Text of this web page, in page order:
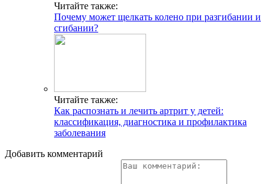
Читайте также:
Почему может щелкать колено при разгибании и
сгибании?
Читайте также:
Как распознать и лечить артрит у детей:
классификация, диагностика и профилактика
заболевания
Добавить комментарий